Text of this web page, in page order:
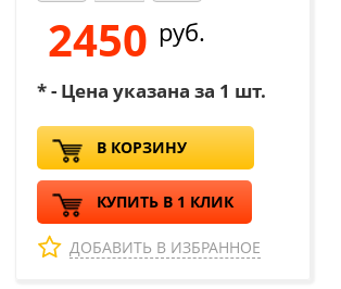
2450 руб.
* - Цена указана за 1 шт.
В КОРЗИНУ
КУПИТЬ В 1 КЛИК
ДОБАВИТЬ В ИЗБРАННОЕ